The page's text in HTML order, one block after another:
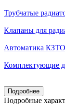
Трубчатые
Клапаны для
Автоматика КЗТО
Комплектующие
Подробнее
Подробные